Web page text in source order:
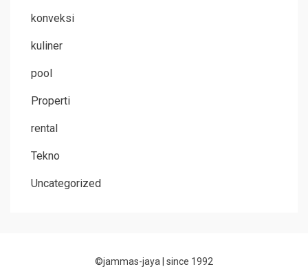
konveksi
kuliner
pool
Properti
rental
Tekno
Uncategorized
©jammas-jaya | since 1992